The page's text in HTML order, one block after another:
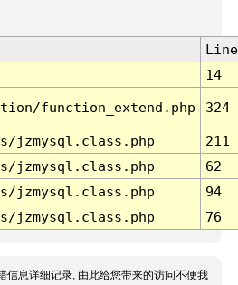
Line
14
function_extend.php 324
jzmysql.class.php
211
jzmysql.class.php
62
jzmysql.class.php
94
jzmysql.class.php 76
信息详细记录, 由此给您带来的访问不便我